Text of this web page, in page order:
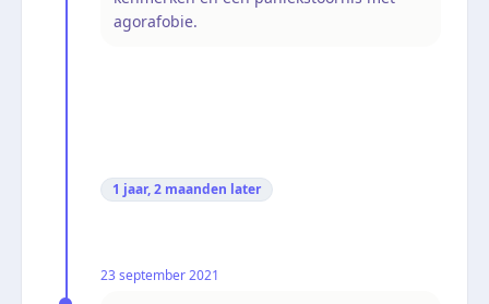
agorafobie.
1 jaar, 2 maanden later
23 september 2021